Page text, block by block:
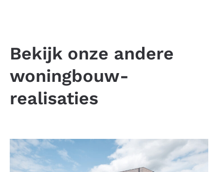
Bekijk onze andere
woningbouw-
realisaties